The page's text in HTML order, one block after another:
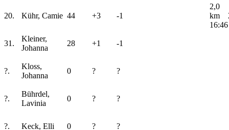
20. Kühr, Camie 44 +3 -1
2,0
km
16:46
31.
Kleiner,
Johanna
28 +1 -1
?.
Kloss,
Johanna
0 ? ?
?.
Bührdel,
Lavinia
0 ? ?
?. Keck, Elli 0 ? ?